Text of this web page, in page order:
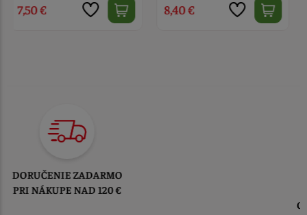
8,40 € 10,90 €
TOVAR ODOSIELAME
DO 1-2 PRACOVNÝCH DNÍ